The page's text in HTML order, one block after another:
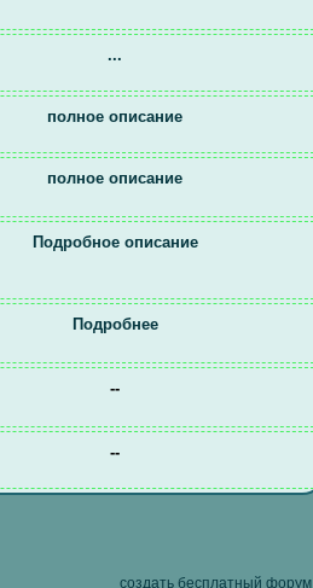
...
полное описание
полное описание
Подробное описание
Подробнее
--
--
создать бесплатный форум